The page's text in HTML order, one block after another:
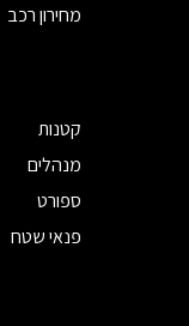
מחירון רכב
קטנות
מנהלים
ספורט
פנאי שטח